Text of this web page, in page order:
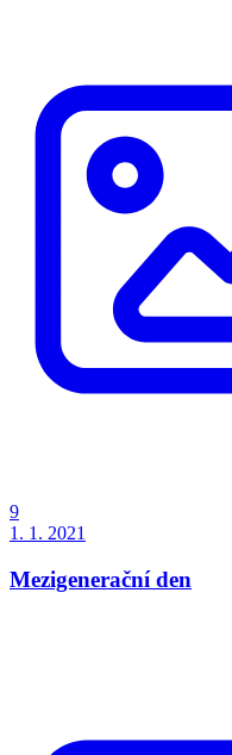
9
1. 1. 2021
Mezigenerační den